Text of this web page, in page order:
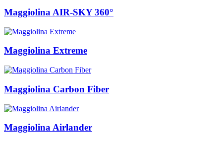
Maggiolina AIR-SKY 360°
Maggiolina Extreme
Maggiolina Carbon Fiber
Maggiolina Airlander